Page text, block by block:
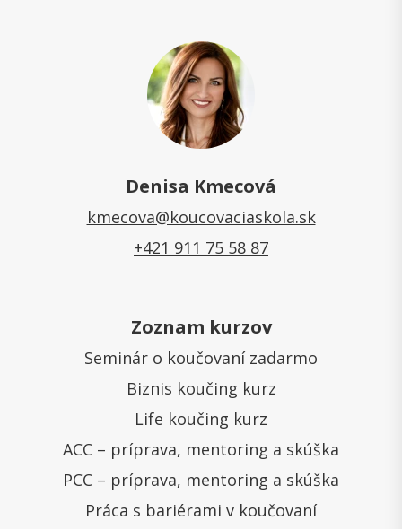
Denisa Kmecová
kmecova@koucovaciaskola.sk
+421 911 75 58 87
Zoznam kurzov
Seminár o koučovaní zadarmo
Biznis koučing kurz
Life koučing kurz
ACC – príprava, mentoring a skúška
PCC – príprava, mentoring a skúška
Práca s bariérami v koučovaní